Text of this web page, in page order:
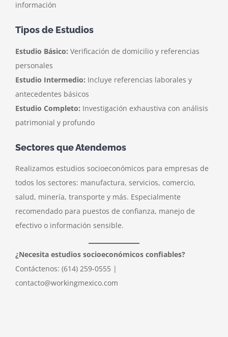
información
Tipos de Estudios
Estudio Básico: Verificación de domicilio y referencias
personales
Estudio Intermedio: Incluye referencias laborales y
antecedentes básicos
Estudio Completo: Investigación exhaustiva con análisis
patrimonial y profundo
Sectores que Atendemos
Realizamos estudios socioeconómicos para empresas de
todos los sectores: manufactura, servicios, comercio,
salud, minería, transporte y más. Especialmente
recomendado para puestos de confianza, manejo de
efectivo o información sensible.
¿Necesita estudios socioeconómicos confiables?
Contáctenos: (614) 259-0555 |
contacto@workingmexico.com